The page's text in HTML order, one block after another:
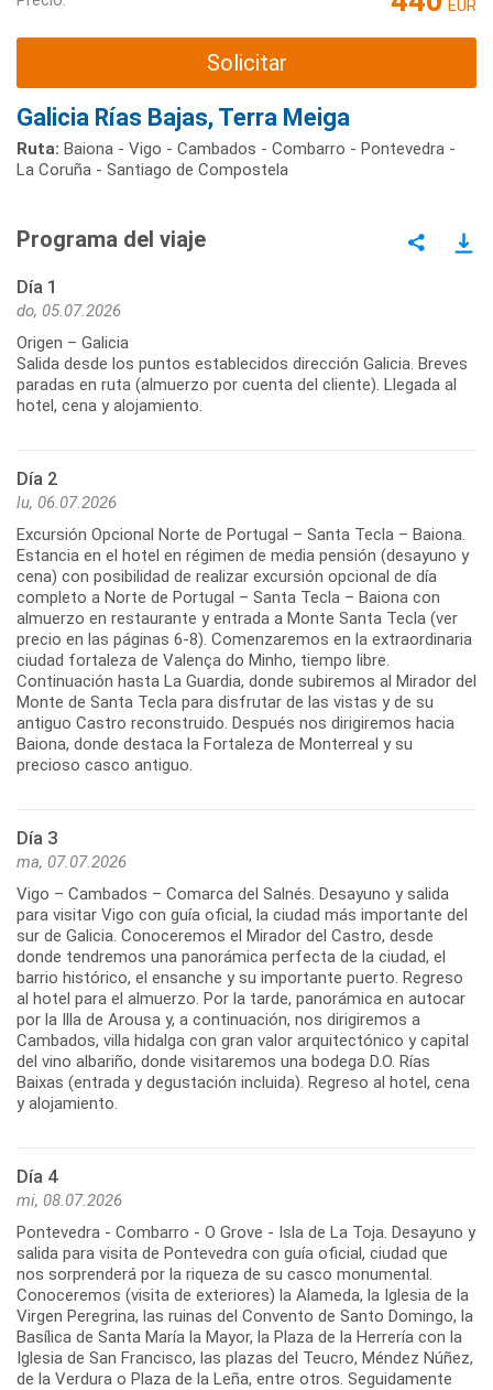
EUR
Solicitar
Galicia Rías Bajas, Terra Meiga
Ruta: Baiona - Vigo - Cambados - Combarro - Pontevedra -
La Coruña - Santiago de Compostela
Programa del viaje
Día 1
do, 05.07.2026
Origen – Galicia
Salida desde los puntos establecidos dirección Galicia. Breves
paradas en ruta (almuerzo por cuenta del cliente). Llegada al
hotel, cena y alojamiento.
Día 2
lu, 06.07.2026
Excursión Opcional Norte de Portugal – Santa Tecla – Baiona.
Estancia en el hotel en régimen de media pensión (desayuno y
cena) con posibilidad de realizar excursión opcional de día
completo a Norte de Portugal – Santa Tecla – Baiona con
almuerzo en restaurante y entrada a Monte Santa Tecla (ver
precio en las páginas 6-8). Comenzaremos en la extraordinaria
ciudad fortaleza de Valença do Minho, tiempo libre.
Continuación hasta La Guardia, donde subiremos al Mirador del
Monte de Santa Tecla para disfrutar de las vistas y de su
antiguo Castro reconstruido. Después nos dirigiremos hacia
Baiona, donde destaca la Fortaleza de Monterreal y su
Día 3
ma, 07.07.2026
Vigo – Cambados – Comarca del Salnés. Desayuno y salida
para visitar Vigo con guía oficial, la ciudad más importante del
sur de Galicia. Conoceremos el Mirador del Castro, desde
donde tendremos una panorámica perfecta de la ciudad, el
barrio histórico, el ensanche y su importante puerto. Regreso
al hotel para el almuerzo. Por la tarde, panorámica en autocar
por la Illa de Arousa y, a continuación, nos dirigiremos a
Cambados, villa hidalga con gran valor arquitectónico y capital
del vino albariño, donde visitaremos una bodega D.O. Rías
Baixas (entrada y degustación incluida). Regreso al hotel, cena
Día 4
mi, 08.07.2026
Pontevedra - Combarro - O Grove - Isla de La Toja. Desayuno y
salida para visita de Pontevedra con guía oficial, ciudad que
nos sorprenderá por la riqueza de su casco monumental.
Conoceremos (visita de exteriores) la Alameda, la Iglesia de la
Virgen Peregrina, las ruinas del Convento de Santo Domingo, la
Basílica de Santa María la Mayor, la Plaza de la Herrería con la
Iglesia de San Francisco, las plazas del Teucro, Méndez Núñez,
de la Verdura o Plaza de la Leña, entre otros. Seguidamente